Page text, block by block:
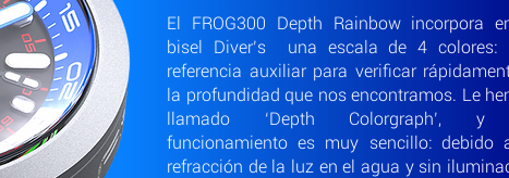
El FROG300 Depth Rainbow incorpora
bisel Diver’s una escala de 4 colores:
referencia auxiliar para verificar
la profundidad que nos encontramos. Le
llamado ‘Depth Colorgraph’, y
funcionamiento es muy sencillo: debido
refracción de la luz en el agua y sin